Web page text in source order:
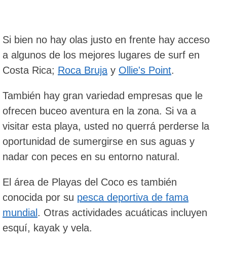
Si bien no hay olas justo en frente hay acceso
a algunos de los mejores lugares de surf en
Costa Rica; Roca Bruja y Ollie's Point.
También hay gran variedad empresas que le
ofrecen buceo aventura en la zona. Si va a
visitar esta playa, usted no querrá perderse la
oportunidad de sumergirse en sus aguas y
nadar con peces en su entorno natural.
El área de Playas del Coco es también
conocida por su pesca deportiva de fama
mundial . Otras actividades acuáticas incluyen
esquí, kayak y vela.